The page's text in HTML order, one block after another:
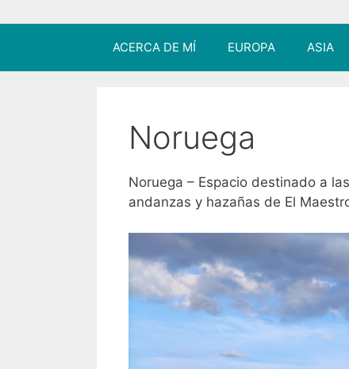
ACERCA DE MÍ EUROPA ASIA
Noruega
Noruega – Espacio destinado a
andanzas y hazañas de El